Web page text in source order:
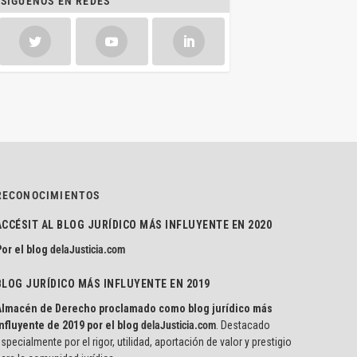
AL BLOG JURÍDICO MÁS INFLUYENTE EN 2020
el blog delaJusticia.com
JURÍDICO MÁS INFLUYENTE EN 2019
de Derecho proclamado como blog jurídico más
de 2019 por el blog delaJusticia.com. Destacado
por el rigor, utilidad, aportación de valor y prestigio